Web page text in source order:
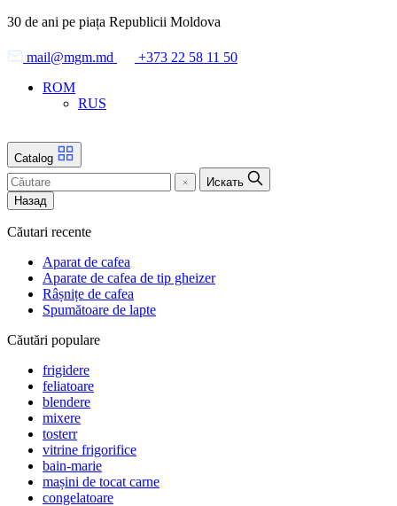
Skip
the
content
30 de ani pe piața Republicii Moldova
mail@mgm.md
+373 22 58 11 50
ROM
RUS
Catalog
Искать
Назад
Căutari recente
Aparat de cafea
Aparate de cafea de tip gheizer
Râșnițe de cafea
Spumătoare de lapte
Căutări populare
frigidere
feliatoare
blendere
mixere
tosterr
vitrine frigorifice
bain-marie
mașini de tocat carne
congelatoare